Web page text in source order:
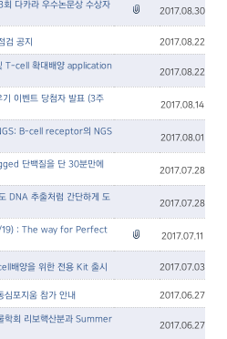
다카라 우수논문상 수상자
2017.08.30
공지 2017.08.22
cell 확대배양 application
2017.08.22
이벤트 당첨자 발표 (3주
2017.08.14
B-cell receptor의 NGS
2017.08.01
단백질을 단 30분만에
2017.07.28
추출처럼 간단하게 도
2017.07.28
19) : The way for Perfect
2017.07.11
배양을 위한 전용 Kit 출시 2017.07.03
포지움 참가 안내 2017.06.27
회 리보핵산분과 Summer
2017.06.27